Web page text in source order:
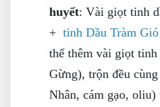
huyết: Vài giọt tinh
+ tinh Dầu Tràm Gió
thể thêm vài giọt
Gừng), trộn đều
Nhân, cám gạo,